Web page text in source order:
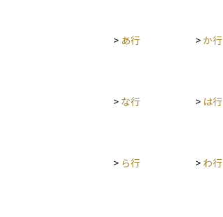
> あ行 >か行
> な行 > は行
> ら行 > わ行